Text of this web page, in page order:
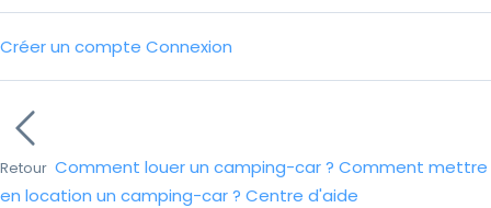
Créer un compte Connexion
Retour Comment louer un camping-car ? Comment mettre
en location un camping-car ? Centre d'aide